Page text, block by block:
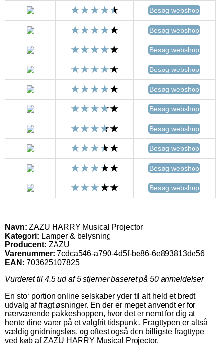
Besøg webshop
Besøg webshop
Besøg webshop
Besøg webshop
Besøg webshop
Besøg webshop
Besøg webshop
Besøg webshop
Besøg webshop
Besøg webshop
Navn: ZAZU HARRY Musical Projector
Kategori: Lamper & belysning
Producent: ZAZU
Varenummer: 7cdca546-a790-4d5f-be86-6e893813de56
EAN: 703625107825
Vurderet til 4.5 ud af 5 stjerner baseret på 50 anmeldelser
En stor portion online selskaber yder til alt held et bredt
udvalg af fragtløsninger. En der er meget anvendt er for
nærværende pakkeshoppen, hvor det er nemt for dig at
hente dine varer på et valgfrit tidspunkt. Fragttypen er altså
vældig gnidningsløs, og oftest også den billigste fragttype
ved køb af ZAZU HARRY Musical Projector.